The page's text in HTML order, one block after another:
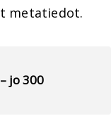
metatiedot.
jo 300